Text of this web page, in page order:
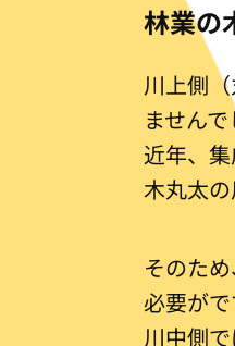
林業の
川上側
ませんで
近年、
木丸太
そのた
必要がで
川中側